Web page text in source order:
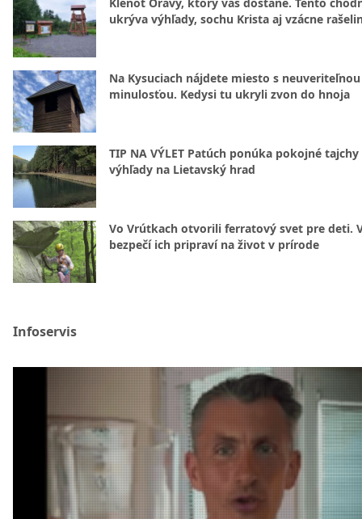
ukrýva výhľady, sochu Krista aj vzácne
Na Kysuciach nájdete miesto s neuveriteľnou
minulosťou. Kedysi tu ukryli zvon do hnoja
TIP NA VÝLET Patúch ponúka pokojné tajchy
výhľady na Lietavský hrad
Vo Vrútkach otvorili ferratový svet pre deti.
bezpečí ich pripraví na život v prírode
Infoservis